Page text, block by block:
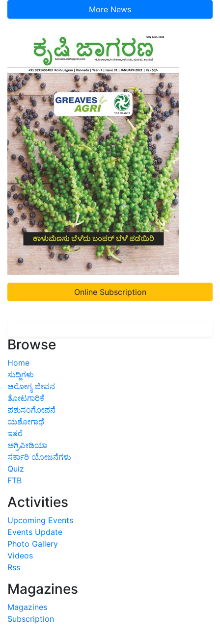
Home
ಸುದ್ದಿಗಳು
ಆರೋಗ್ಯ ಜೀವನ
ತೋಟಗಾರಿಕೆ
ಪಶುಸಂಗೋಪನೆ
ಯಶೋಗಾಥೆ
ಇತರೆ
ಅಗ್ರಿಪೀಡಿಯಾ
ಸರ್ಕಾರಿ ಯೋಜನೆಗಳು
Quiz
FTB
Upcoming Events
Events Update
Photo Gallery
Videos
Rss
Magazines
Subscription
Contact